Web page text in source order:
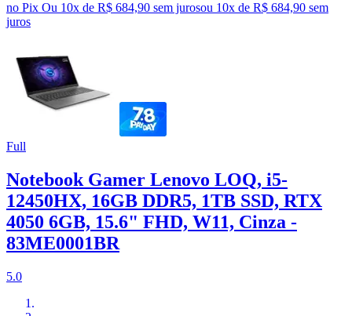
no Pix Ou 10x de R$ 684,90 sem jurosou 10x de R$ 684,90 sem
juros
Full
Notebook Gamer Lenovo LOQ, i5-
12450HX, 16GB DDR5, 1TB SSD, RTX
4050 6GB, 15.6" FHD, W11, Cinza -
83ME0001BR
5.0